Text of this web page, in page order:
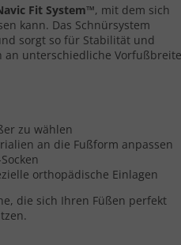
Fit System™, mit dem sich
kann. Das Schnürsystem
sorgt so für Stabilität und
an unterschiedliche
zu wählen
an die Fußform anpassen
orthopädische Einlagen
die sich Ihren Füßen perfekt